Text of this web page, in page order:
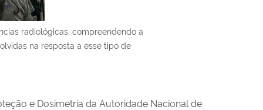
radiológicas, compreendendo a
na resposta a esse tipo de
e Dosimetria da Autoridade Nacional de